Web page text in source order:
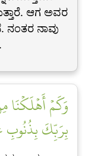
ಆಗ ಅವರ
ನಂತರ ನಾವು
وَكَمۡ أَهۡلَكۡنَا
بِرَبِّكَ بِذُنُوبِ